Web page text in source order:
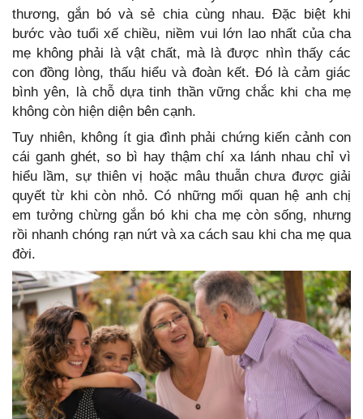
thương, gắn bó và sẻ chia cùng nhau. Đặc biệt khi
bước vào tuổi xế chiều, niềm vui lớn lao nhất của cha
mẹ không phải là vật chất, mà là được nhìn thấy các
con đồng lòng, thấu hiểu và đoàn kết. Đó là cảm giác
bình yên, là chỗ dựa tinh thần vững chắc khi cha mẹ
không còn hiện diện bên cạnh.
Tuy nhiên, không ít gia đình phải chứng kiến cảnh con
cái ganh ghét, so bì hay thậm chí xa lánh nhau chỉ vì
hiểu lầm, sự thiên vị hoặc mâu thuẫn chưa được giải
quyết từ khi còn nhỏ. Có những mối quan hệ anh chị
em tưởng chừng gắn bó khi cha mẹ còn sống, nhưng
rồi nhanh chóng rạn nứt và xa cách sau khi cha mẹ qua
đời.